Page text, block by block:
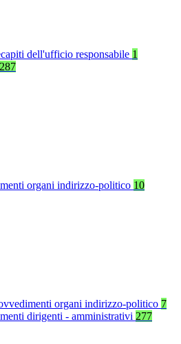
dell'ufficio responsabile 1
287
organi indirizzo-politico 10
organi indirizzo-politico 7
dirigenti - amministrativi 277